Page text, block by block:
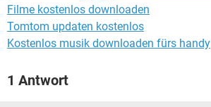
Filme kostenlos downloaden
Tomtom updaten kostenlos
Kostenlos musik downloaden fürs handy
1 Antwort